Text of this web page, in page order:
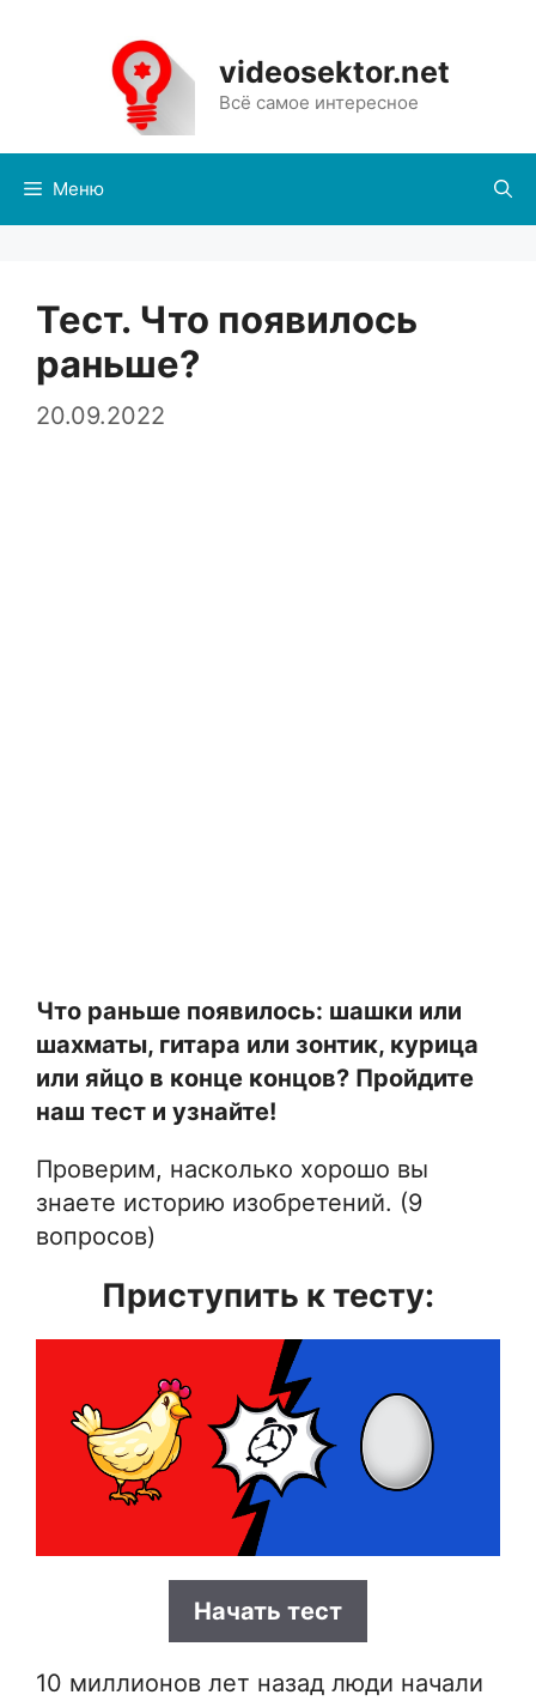
содержимому
videosektor.net
Всё самое интересное
Меню
Тест. Что появилось
раньше?
20.09.2022
Что раньше появилось: шашки или
шахматы, гитара или зонтик, курица
или яйцо в конце концов? Пройдите
наш тест и узнайте!
Проверим, насколько хорошо вы
знаете историю изобретений. (9
вопросов)
Приступить к тесту:
Начать тест
10 миллионов лет назад люди начали